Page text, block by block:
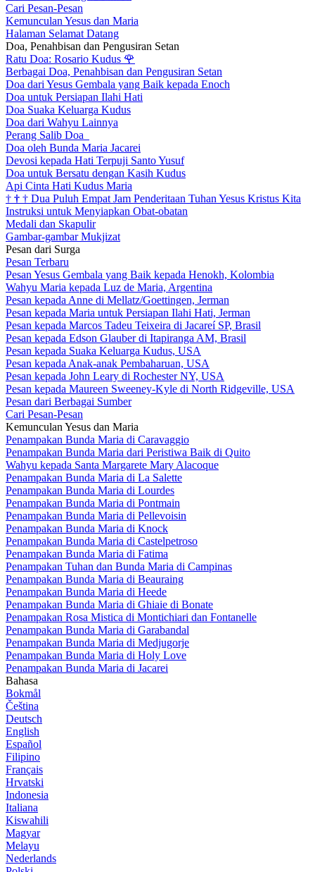
Cari Pesan-Pesan
Kemunculan Yesus dan Maria
Halaman Selamat Datang
Doa, Penahbisan dan Pengusiran Setan
Ratu Doa: Rosario Kudus 🌹
Berbagai Doa, Penahbisan dan Pengusiran Setan
Doa dari Yesus Gembala yang Baik kepada Enoch
Doa untuk Persiapan Ilahi Hati
Doa Suaka Keluarga Kudus
Doa dari Wahyu Lainnya
Perang Salib Doa
Doa oleh Bunda Maria Jacarei
Devosi kepada Hati Terpuji Santo Yusuf
Doa untuk Bersatu dengan Kasih Kudus
Api Cinta Hati Kudus Maria
† † † Dua Puluh Empat Jam Penderitaan Tuhan Yesus Kristus Kita
Instruksi untuk Menyiapkan Obat-obatan
Medali dan Skapulir
Gambar-gambar Mukjizat
Pesan dari Surga
Pesan Terbaru
Pesan Yesus Gembala yang Baik kepada Henokh, Kolombia
Wahyu Maria kepada Luz de Maria, Argentina
Pesan kepada Anne di Mellatz/Goettingen, Jerman
Pesan kepada Maria untuk Persiapan Ilahi Hati, Jerman
Pesan kepada Marcos Tadeu Teixeira di Jacareí SP, Brasil
Pesan kepada Edson Glauber di Itapiranga AM, Brasil
Pesan kepada Suaka Keluarga Kudus, USA
Pesan kepada Anak-anak Pembaharuan, USA
Pesan kepada John Leary di Rochester NY, USA
Pesan kepada Maureen Sweeney-Kyle di North Ridgeville, USA
Pesan dari Berbagai Sumber
Cari Pesan-Pesan
Kemunculan Yesus dan Maria
Penampakan Bunda Maria di Caravaggio
Penampakan Bunda Maria dari Peristiwa Baik di Quito
Wahyu kepada Santa Margarete Mary Alacoque
Penampakan Bunda Maria di La Salette
Penampakan Bunda Maria di Lourdes
Penampakan Bunda Maria di Pontmain
Penampakan Bunda Maria di Pellevoisin
Penampakan Bunda Maria di Knock
Penampakan Bunda Maria di Castelpetroso
Penampakan Bunda Maria di Fatima
Penampakan Tuhan dan Bunda Maria di Campinas
Penampakan Bunda Maria di Beauraing
Penampakan Bunda Maria di Heede
Penampakan Bunda Maria di Ghiaie di Bonate
Penampakan Rosa Mistica di Montichiari dan Fontanelle
Penampakan Bunda Maria di Garabandal
Penampakan Bunda Maria di Medjugorje
Penampakan Bunda Maria di Holy Love
Penampakan Bunda Maria di Jacarei
Bahasa
Bokmål
Čeština
Deutsch
English
Español
Filipino
Français
Hrvatski
Indonesia
Italiana
Kiswahili
Magyar
Melayu
Nederlands